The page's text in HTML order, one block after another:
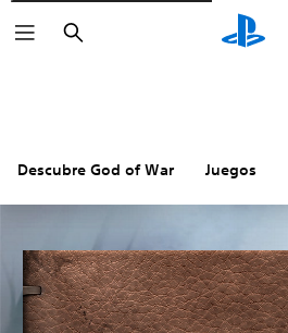
Buscar
Descubre God of War Juegos